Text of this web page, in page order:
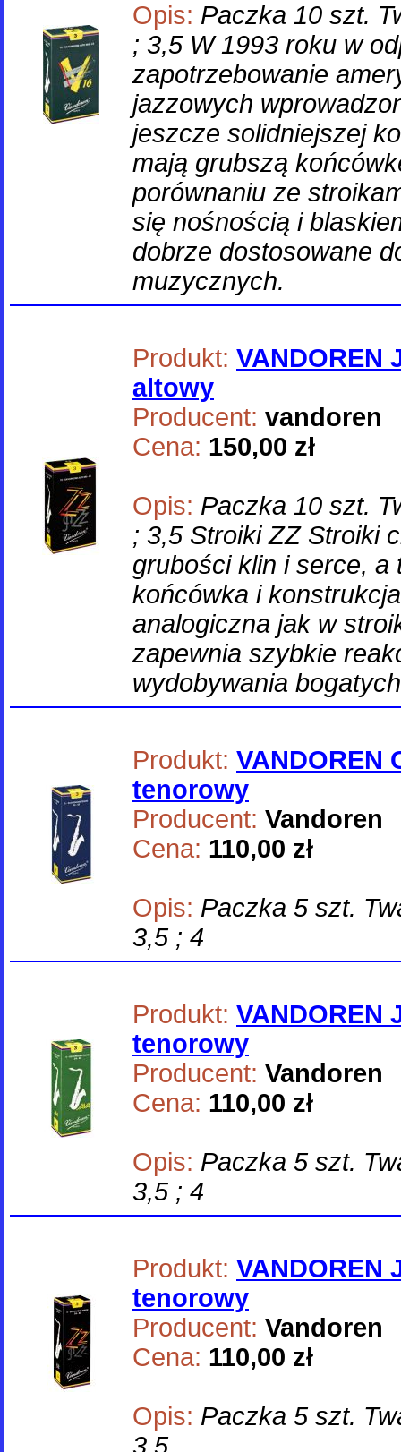
Opis: Paczka 10 szt.
; 3,5 W 1993 roku w
zapotrzebowanie
jazzowych
jeszcze solidniejszej
mają grubszą
porównaniu ze
się nośnością i
dobrze dostosowane
muzycznych.
Produkt: VANDOREN
altowy
Producent: vandoren
Cena: 150,00 zł
Opis: Paczka 10 szt.
; 3,5 Stroiki ZZ Stroiki
grubości klin i serce, a
końcówka i
analogiczna jak w
zapewnia szybkie
wydobywania
Produkt: VANDOREN
tenorowy
Producent: Vandoren
Cena: 110,00 zł
Opis: Paczka 5 szt.
3,5 ; 4
Produkt: VANDOREN
tenorowy
Producent: Vandoren
Cena: 110,00 zł
Opis: Paczka 5 szt.
3,5 ; 4
Produkt: VANDOREN
tenorowy
Producent: Vandoren
Cena: 110,00 zł
Opis: Paczka 5 szt.
3,5